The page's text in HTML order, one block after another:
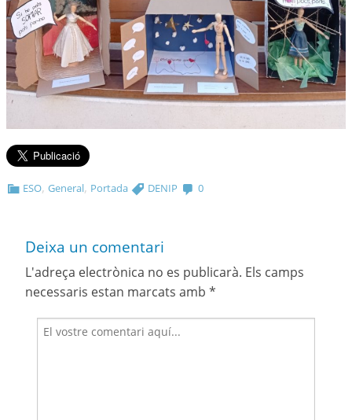
ESO,General, Portada DENIP 0
Deixa un comentari
L'adreça electrònica no es publicarà. Els camps
necessaris estan marcats amb *